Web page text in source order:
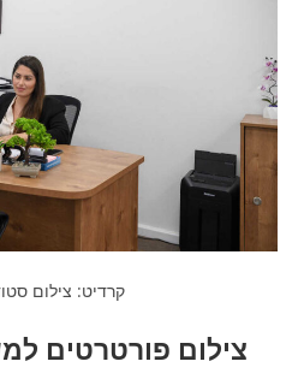
קרדיט: צילום
צילום פורטרטים